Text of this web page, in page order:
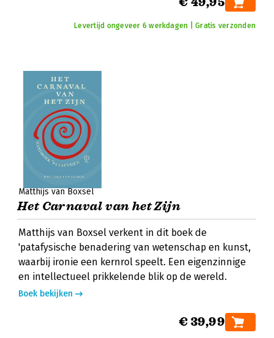
Levertijd ongeveer 6 werkdagen | Gratis verzonden
Matthijs van Boxsel
Het Carnaval van het Zijn
Matthijs van Boxsel verkent in dit boek de
'patafysische benadering van wetenschap en kunst,
waarbij ironie een kernrol speelt. Een eigenzinnige
en intellectueel prikkelende blik op de wereld.
Boek bekijken
€ 39,99